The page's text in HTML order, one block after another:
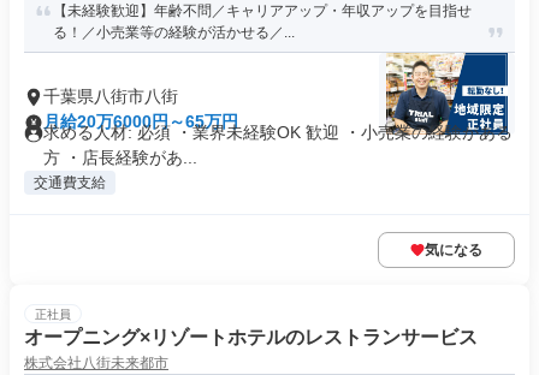
【未経験歓迎】年齢不問／キャリアアップ・年収アップを目指せ
る！／小売業等の経験が活かせる／...
千葉県八街市八街
月給20万6000円～65万円
求める人材: 必須 ・業界未経験OK 歓迎 ・小売業の経験がある
方 ・店長経験があ...
交通費支給
気になる
正社員
オープニング×リゾートホテルのレストランサービス
株式会社八街未来都市